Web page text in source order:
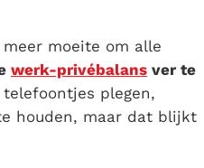
moeite om alle
werk-privébalans ver te
plegen,
houden, maar dat blijkt